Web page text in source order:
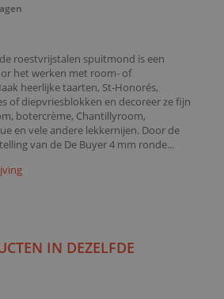
roestvrijstalen spuitmond is een
het werken met room- of
heerlijke taarten, St-Honorés,
of diepvriesblokken en decoreer ze fijn
botercrème, Chantillyroom,
en vele andere lekkernijen. Door de
van de De Buyer 4 mm ronde...
IN DEZELFDE